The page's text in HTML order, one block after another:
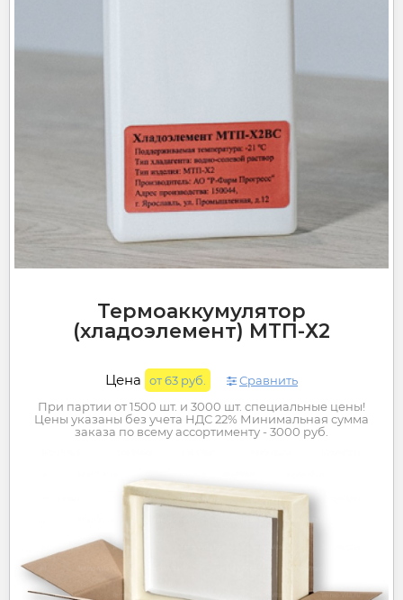
Термоаккумулятор
(хладоэлемент) МТП-Х2
Цена от 63 руб.
Сравнить
При партии от 1500 шт. и 3000 шт. специальные цены!
Цены указаны без учета НДС 22% Минимальная сумма
заказа по всему ассортименту - 3000 руб.